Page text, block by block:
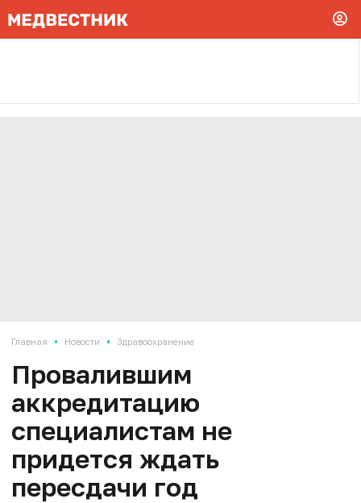
Главная • Новости • Здравоохранение
Провалившим
аккредитацию
специалистам не
придется ждать
пересдачи год